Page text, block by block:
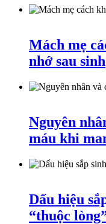
Mách mẹ
nhớ sau sinh
Nguyên
máu khi
Dấu hiệu
“thuộc